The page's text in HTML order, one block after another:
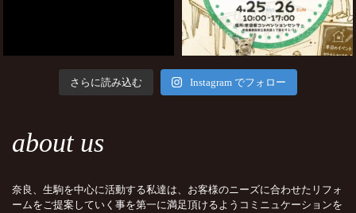
さらに読み込む Instagram でフォロー
about us
奈良、生駒を中心に活動する私達は、お客様のニーズに合わせたリフォ
ームをご提案していく事を第一に満足頂けるようコミニュケーションを